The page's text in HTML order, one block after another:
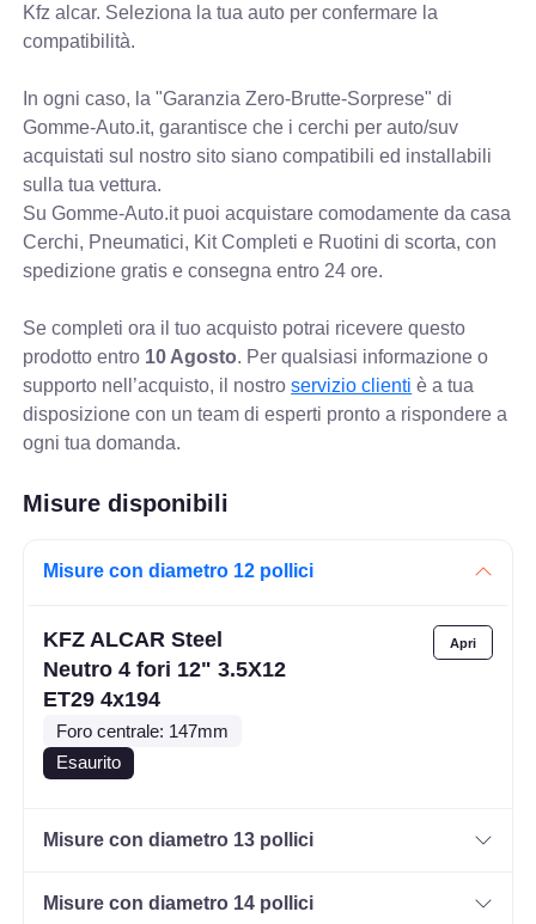
Kfz alcar. Seleziona la tua auto per confermare la
compatibilità.
In ogni caso, la "Garanzia Zero-Brutte-Sorprese" di
Gomme-Auto.it, garantisce che i cerchi per auto/suv
acquistati sul nostro sito siano compatibili ed installabili
sulla tua vettura.
Su Gomme-Auto.it puoi acquistare comodamente da casa
Cerchi, Pneumatici, Kit Completi e Ruotini di scorta, con
spedizione gratis e consegna entro 24 ore.
Se completi ora il tuo acquisto potrai ricevere questo
prodotto entro 10 Agosto. Per qualsiasi informazione o
supporto nell’acquisto, il nostroservizio clienti è a tua
disposizione con un team di esperti pronto a rispondere a
ogni tua domanda.
Misure disponibili
Misure con diametro 12 pollici
KFZ ALCAR Steel
Neutro 4 fori 12" 3.5X12
ET29 4x194
Foro centrale: 147mm
Esaurito
Misure con diametro 13 pollici
Misure con diametro 14 pollici